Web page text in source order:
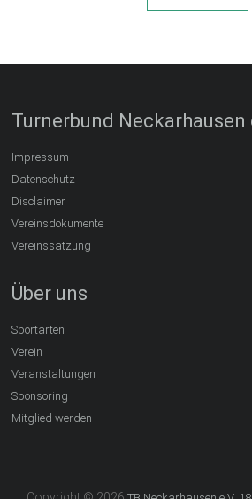
Turnerbund Neckarhausen
Impressum
Datenschutz
Disclaimer
Vereinsdokumente
Vereinssatzung
Über uns
Sportarten
Verein
Veranstaltungen
Sponsoring
Mitglied werden